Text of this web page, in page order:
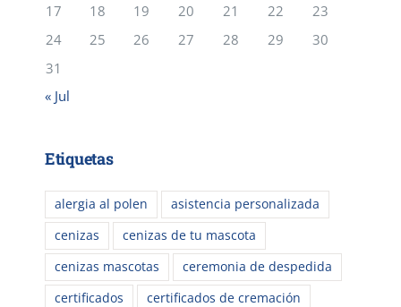
17
18 19 20 21 22
23
24
25 26 27 28 29
30
31
« Jul
Etiquetas
alergia al polen
asistencia personalizada
cenizas
cenizas de tu mascota
cenizas mascotas
ceremonia de despedida
certificados
certificados de cremación